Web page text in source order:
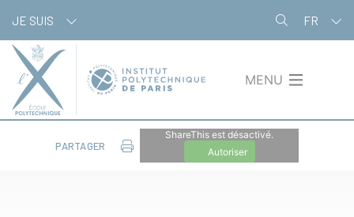
au
contenu
principal
JE SUIS FR
MENU
PARTAGER
ShareThis est désactivé.
Autoriser